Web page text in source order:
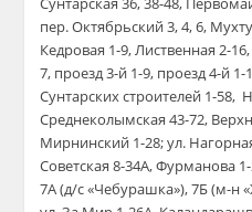
пер. Октябрьский 3, 4, 6,
Кедровая 1-9, Лиственная 2-
7, проезд 3-й 1-9, проезд 4-й
Сунтарских строителей 1-58,
Среднеколымская 43-72,
Мирнинский 1-28; ул.
Советская 8-34А, Фурманова
7А (д/с «Чебурашка»), 7Б (м-н